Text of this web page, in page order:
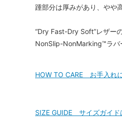
踵部分は厚みがあり、やや
“Dry Fast-Dry Soft”レザー
NonSlip-NonMarking™ラバ
HOW TO CARE お手入れ
SIZE GUIDE サイズガイド